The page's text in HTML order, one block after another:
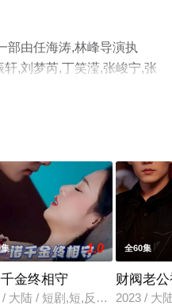
部由任海涛,林峰导演执
,刘梦芮,丁笑滢,张峻宁,张
,陈钰琪,吕颂贤,赵华为,肖
靖,张赫,杜俊泽,王奕珵,林
40集），手机免费观看高
星辰影视，更多相关信息
情网等平台了解。
1.0
金终相守
/ 大陆 / 短剧,短,反转爽,国产
全60集
财阀老
2023 / 大